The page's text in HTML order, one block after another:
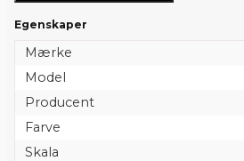
Egenskaper
Mærke
Model
Producent
Farve
Skala